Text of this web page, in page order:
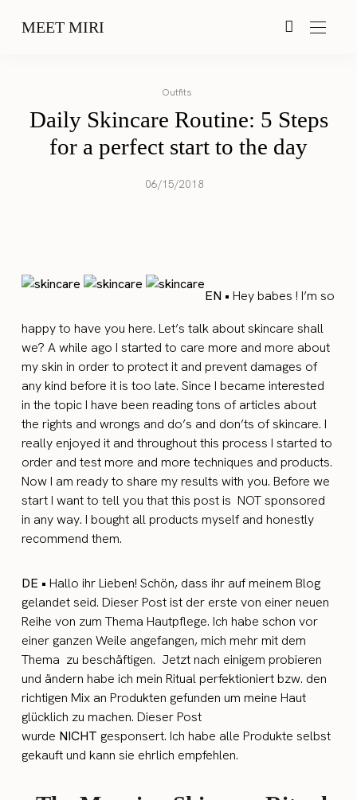
MEET MIRI
Outfits
Daily Skincare Routine: 5 Steps
for a perfect start to the day
06/15/2018
EN •Hey babes ! I’m so
happy to have you here. Let’s talk about skincare shall
we? A while ago I started to care more and more about
my skin in order to protect it and prevent damages of
any kind before it is too late. Since I became interested
in the topic I have been reading tons of articles about
the rights and wrongs and do’s and don’ts of skincare. I
really enjoyed it and throughout this process I started to
order and test more and more techniques and products.
Now I am ready to share my results with you. Before we
start I want to tell you that this post is NOT sponsored
in any way. I bought all products myself and honestly
recommend them.
DE •Hallo ihr Lieben! Schön, dass ihr auf meinem Blog
gelandet seid. Dieser Post ist der erste von einer neuen
Reihe von zum Thema Hautpflege. Ich habe schon vor
einer ganzen Weile angefangen, mich mehr mit dem
Thema zu beschäftigen. Jetzt nach einigem probieren
und ändern habe ich mein Ritual perfektioniert bzw. den
richtigen Mix an Produkten gefunden um meine Haut
glücklich zu machen. Dieser Post
wurde NICHT gesponsert. Ich habe alle Produkte selbst
gekauft und kann sie ehrlich empfehlen.